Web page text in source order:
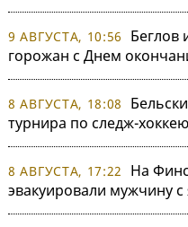
9 АВГУСТА, 10:56
Беглов
горожан с Днем
8 АВГУСТА, 18:08
турнира по следж-
8 АВГУСТА, 17:22
На
эвакуировали мужчину с